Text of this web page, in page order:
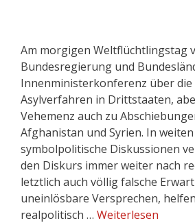
Am morgigen Weltflüchtlingstag
Bundesregierung und
Innenministerkonferenz über die
Asylverfahren in Drittstaaten,
Vehemenz auch zu
Afghanistan und Syrien. In
symbolpolitische Diskussionen
den Diskurs immer weiter nach
letztlich auch völlig falsche
uneinlösbare Versprechen,
realpolitisch … Weiterlesen